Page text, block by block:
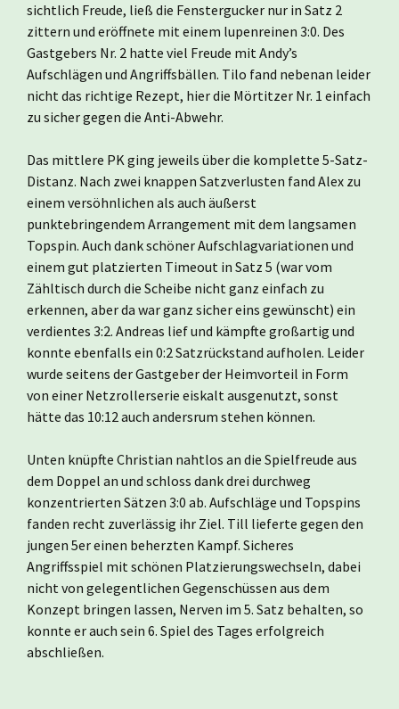
sichtlich Freude, ließ die Fenstergucker nur in Satz 2
zittern und eröffnete mit einem lupenreinen 3:0. Des
Gastgebers Nr. 2 hatte viel Freude mit Andy’s
Aufschlägen und Angriffsbällen. Tilo fand nebenan leider
nicht das richtige Rezept, hier die Mörtitzer Nr. 1 einfach
zu sicher gegen die Anti-Abwehr.
Das mittlere PK ging jeweils über die komplette 5-Satz-
Distanz. Nach zwei knappen Satzverlusten fand Alex zu
einem versöhnlichen als auch äußerst
punktebringendem Arrangement mit dem langsamen
Topspin. Auch dank schöner Aufschlagvariationen und
einem gut platzierten Timeout in Satz 5 (war vom
Zähltisch durch die Scheibe nicht ganz einfach zu
erkennen, aber da war ganz sicher eins gewünscht) ein
verdientes 3:2. Andreas lief und kämpfte großartig und
konnte ebenfalls ein 0:2 Satzrückstand aufholen. Leider
wurde seitens der Gastgeber der Heimvorteil in Form
von einer Netzrollerserie eiskalt ausgenutzt, sonst
hätte das 10:12 auch andersrum stehen können.
Unten knüpfte Christian nahtlos an die Spielfreude aus
dem Doppel an und schloss dank drei durchweg
konzentrierten Sätzen 3:0 ab. Aufschläge und Topspins
fanden recht zuverlässig ihr Ziel. Till lieferte gegen den
jungen 5er einen beherzten Kampf. Sicheres
Angriffsspiel mit schönen Platzierungswechseln, dabei
nicht von gelegentlichen Gegenschüssen aus dem
Konzept bringen lassen, Nerven im 5. Satz behalten, so
konnte er auch sein 6. Spiel des Tages erfolgreich
abschließen.